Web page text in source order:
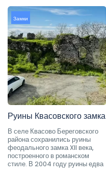
Замки
Руины Квасовского замка
В селе Квасово Береговского
района сохранились руины
феодального замка XII века,
построенного в романском
стиле. В 2004 году руины едва